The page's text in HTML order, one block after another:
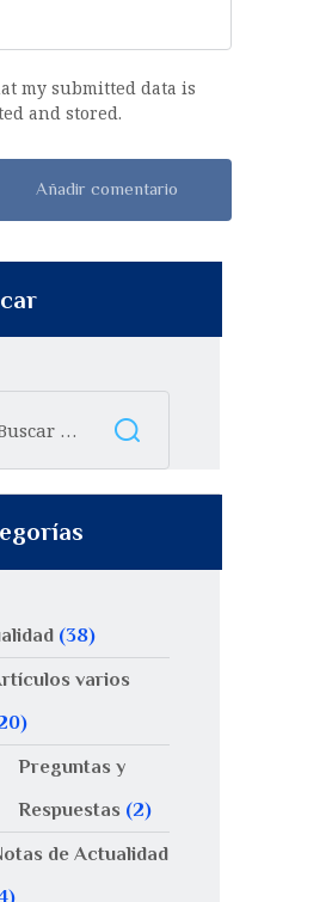
my submitted data is
and stored.
(38)
varios
Preguntas y
Respuestas (2)
de Actualidad